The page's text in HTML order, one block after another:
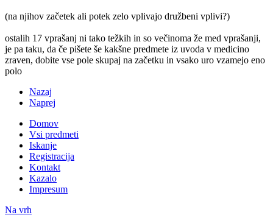
(na njihov začetek ali potek zelo vplivajo družbeni vplivi?)
ostalih 17 vprašanj ni tako težkih in so večinoma že med vprašanji,
je pa taku, da če pišete še kakšne predmete iz uvoda v medicino
zraven, dobite vse pole skupaj na začetku in vsako uro vzamejo eno
polo
Nazaj
Naprej
Domov
Vsi predmeti
Iskanje
Registracija
Kontakt
Kazalo
Impresum
Na vrh